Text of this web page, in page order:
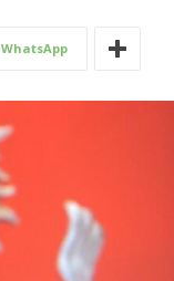
WhatsApp